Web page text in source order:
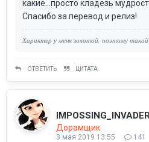
какие...просто кладезь
Спасибо за перевод и релиз!
Характер у меня золотой, поэтому такой
ОТВЕТИТЬ ЦИТАТА
Дорамщик
3 мая 2019 13:55 141